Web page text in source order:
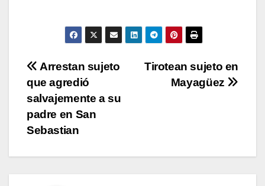
Navegación
de
entradas
Tirotean sujeto en
Mayagüez
Arrestan sujeto
que agredió
salvajemente a su
padre en San
Sebastian